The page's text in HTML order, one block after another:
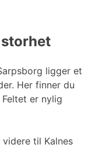
ligger et
Her finner du
er nylig
til Kalnes